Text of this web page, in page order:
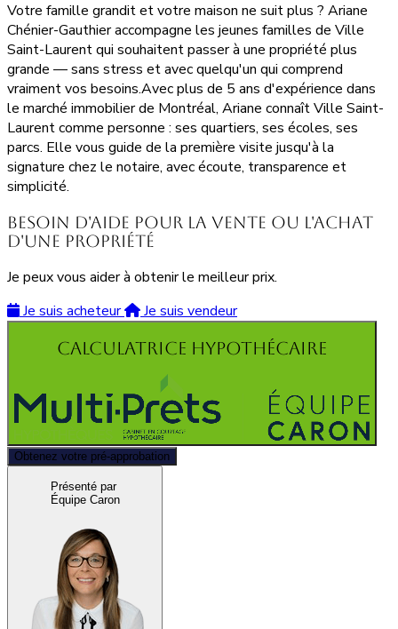
Votre famille grandit et votre maison ne suit plus ? Ariane
Chénier-Gauthier accompagne les jeunes familles de Ville
Saint-Laurent qui souhaitent passer à une propriété plus
grande — sans stress et avec quelqu'un qui comprend
vraiment vos besoins.Avec plus de 5 ans d'expérience dans
le marché immobilier de Montréal, Ariane connaît Ville Saint-
Laurent comme personne : ses quartiers, ses écoles, ses
parcs. Elle vous guide de la première visite jusqu'à la
signature chez le notaire, avec écoute, transparence et
simplicité.
Besoin d'aide pour la vente ou l'achat
d'une propriété
Je peux vous aider à obtenir le meilleur prix.
Je suis acheteur
Je suis vendeur
Calculatrice hypothécaire
Obtenez votre pré-approbation
Présenté par
Équipe Caron